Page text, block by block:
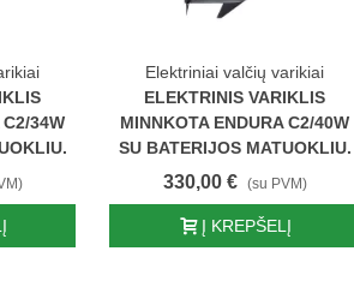
C2/34W
Elektriniai valčių varikiai
ELEKTRINIS VARIKLIS
MINNKOTA ENDURA C2/40W
SU BATERIJOS MATUOKLIU.
330,00 € (su PVM)
Į KREPŠELĮ